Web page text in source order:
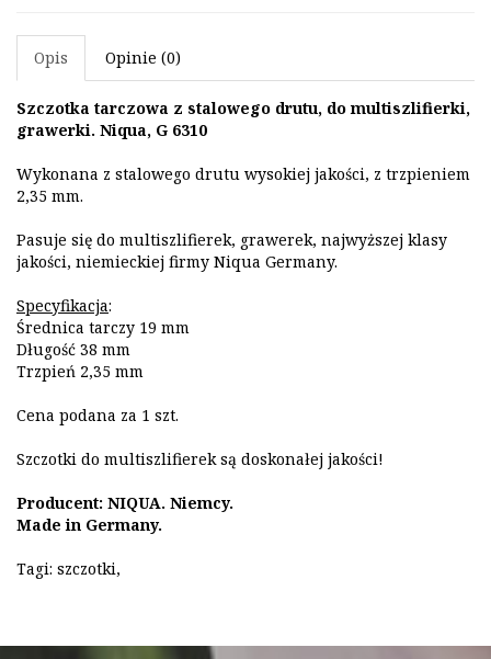
Opis Opinie (0)
Szczotka tarczowa z stalowego drutu, do multiszlifierki,
grawerki. Niqua, G 6310
Wykonana z stalowego drutu wysokiej jakości, z trzpieniem
2,35 mm.
Pasuje się do multiszlifierek, grawerek, najwyższej klasy
jakości, niemieckiej firmy Niqua Germany.
Specyfikacja:
Średnica tarczy 19 mm
Długość 38 mm
Trzpień 2,35 mm
Cena podana za 1 szt.
Szczotki do multiszlifierek są doskonałej jakości!
Producent: NIQUA. Niemcy.
Made in Germany.
Tagi: szczotki,